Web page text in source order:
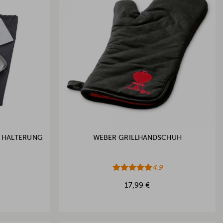
WEBER GRILLHANDSCHUH
4.9
17,99 €